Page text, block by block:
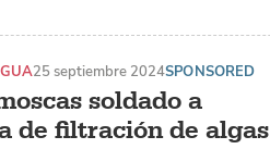
soldado a
de filtración de algas
25 septiembre 2024SPONSORED